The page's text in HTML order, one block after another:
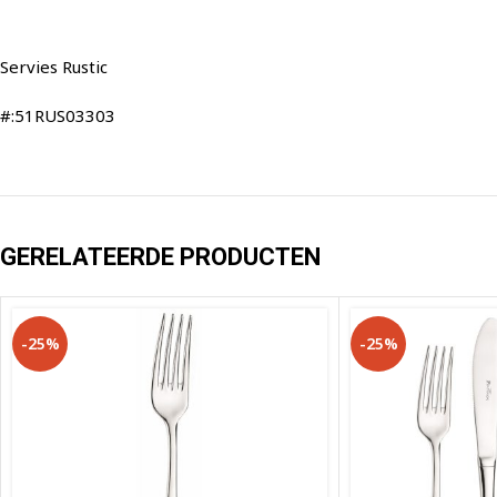
Servies Rustic
#:51RUS03303
GERELATEERDE PRODUCTEN
-25% -25%